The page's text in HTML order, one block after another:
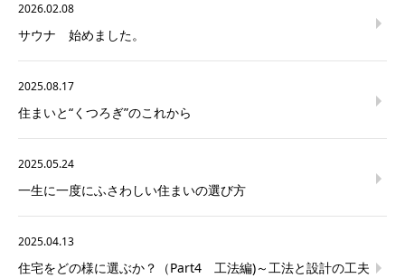
2026.02.08
サウナ 始めました。
2025.08.17
住まいと“くつろぎ”のこれから
2025.05.24
一生に一度にふさわしい住まいの選び方
2025.04.13
住宅をどの様に選ぶか？（Part4 工法編)～工法と設計の工夫